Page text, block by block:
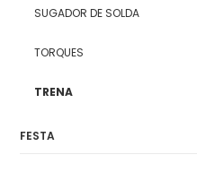
SUGADOR DE SOLDA
TORQUES
TRENA
FESTA